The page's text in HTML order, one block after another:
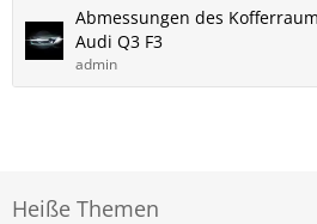
Abmessungen des
Audi Q3 F3
admin
Heiße Themen